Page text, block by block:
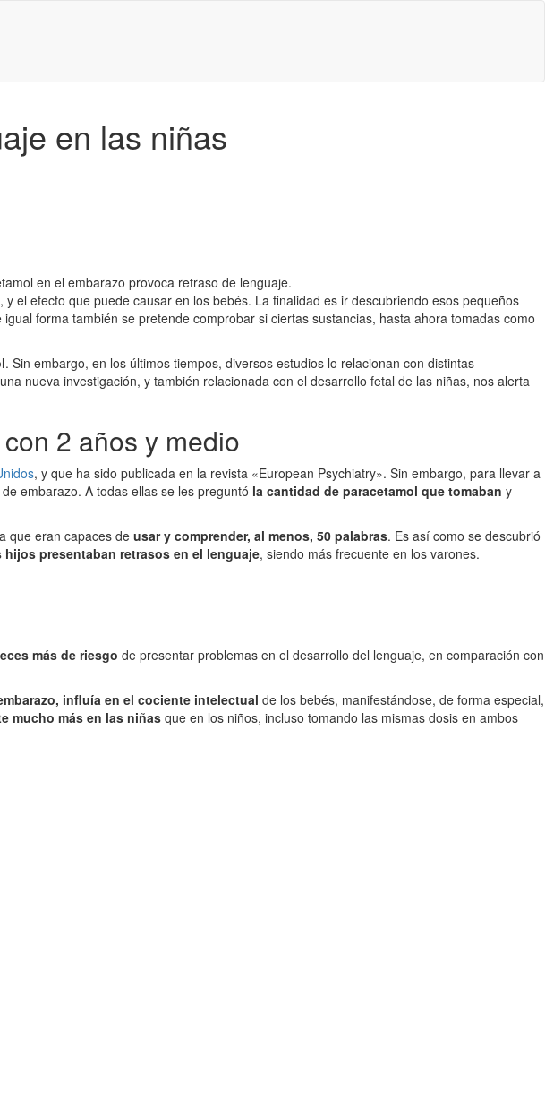
en las niñas
en el embarazo provoca retraso de lenguaje.
, y el efecto que puede causar en los bebés. La finalidad es ir descubriendo esos pequeños
forma también se pretende comprobar si ciertas sustancias, hasta ahora tomadas como
. Sin embargo, en los últimos tiempos, diversos estudios lo relacionan con distintas
nueva investigación, y también relacionada con el desarrollo fetal de las niñas, nos alerta
2 años y medio
, y que ha sido publicada en la revista «European Psychiatry». Sin embargo, para llevar a
embarazo. A todas ellas se les preguntó la cantidad de paracetamol que tomaban y
que eran capaces deusar y comprender, al menos, 50 palabras. Es así como se descubrió
presentaban retrasos en el lenguaje, siendo más frecuente en los varones.
más de riesgo de presentar problemas en el desarrollo del lenguaje, en comparación con
influía en el cociente intelectual de los bebés, manifestándose, de forma especial,
mucho más en las niñas que en los niños, incluso tomando las mismas dosis en ambos